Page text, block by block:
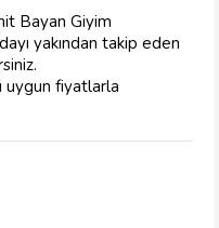
Bayan Giyim
yakından takip eden
uygun fiyatlarla